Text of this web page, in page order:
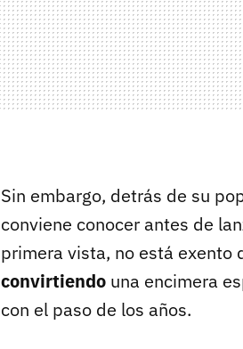
Sin embargo, detrás de su
conviene conocer antes de
primera vista, no está exento
convirtiendo una encimera
con el paso de los años.